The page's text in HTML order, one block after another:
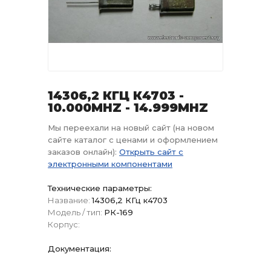
14306,2 КГЦ К4703 -
10.000MHZ - 14.999MHZ
Мы переехали на новый сайт (на новом
сайте каталог с ценами и оформлением
заказов онлайн): Открыть сайт с
электронными компонентами
Технические параметры:
Название: 14306,2 КГц к4703
Модель / тип: РК-169
Корпус:
Документация: